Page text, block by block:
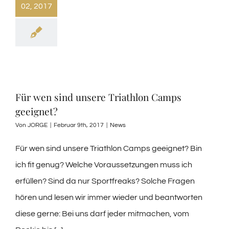
02, 2017
Für wen sind unsere Triathlon Camps
geeignet?
Von JORGE Februar 9th, 2017 News
Für wen sind unsere Triathlon Camps geeignet? Bin
ich fit genug? Welche Voraussetzungen muss ich
erfüllen? Sind da nur Sportfreaks? Solche Fragen
hören und lesen wir immer wieder und beantworten
diese gerne: Bei uns darf jeder mitmachen, vom